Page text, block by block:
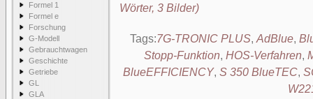
Formel 1
Formel e
Forschung
G-Modell
Gebrauchtwagen
Geschichte
Getriebe
GL
GLA
Wörter, 3 Bilder)
Tags:7G-TRONIC PLUS, AdBlue,
Stopp-Funktion, HOS-Verfahren,
BlueEFFICIENCY, S 350 BlueTEC,